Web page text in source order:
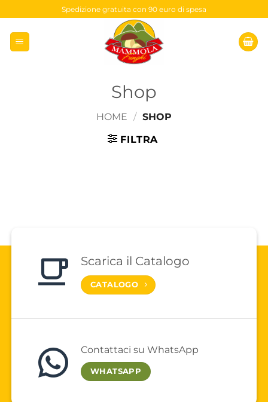
ai
contenuti
Spedizione gratuita con 90 euro di spesa
Shop
HOME / SHOP
FILTRA
Scarica il Catalogo
CATALOGO
Contattaci su WhatsApp
WHATSAPP